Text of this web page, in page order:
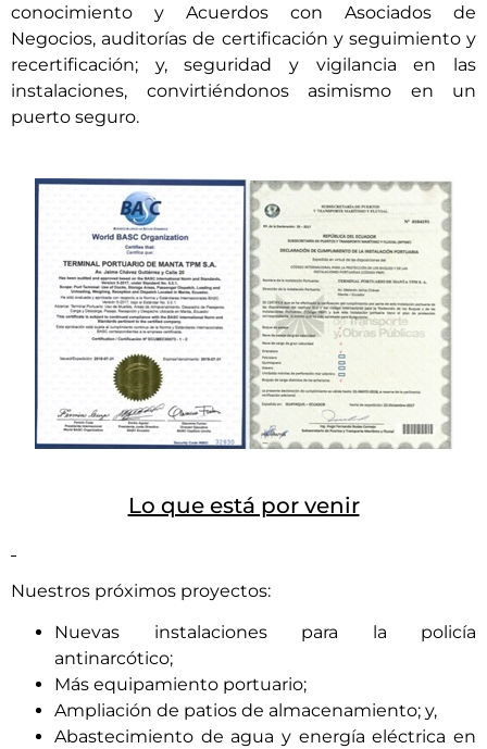
conocimiento y Acuerdos con Asociados de
Negocios, auditorías de certificación y seguimiento y
recertificación; y, seguridad y vigilancia en las
instalaciones, convirtiéndonos asimismo en un
puerto seguro.
Lo que está por venir
Nuestros próximos proyectos:
Nuevas instalaciones para la policía
antinarcótico;
Más equipamiento portuario;
Ampliación de patios de almacenamiento; y,
Abastecimiento de agua y energía eléctrica en